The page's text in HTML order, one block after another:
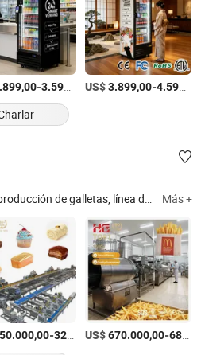
-3.599,00 /Pieza
US$3.899,00-4.599,00
producción de galletas de arroz, línea de producción de waffles, línea de producción de papas fritas congeladas, línea de producción de pastel de capas de rollo suizo, línea de producción de palitos de oblea, línea de producción de pastel sándwich y choco pie, línea de producción de cupcakes y pastel de natillas Más +
-320.000,00 /Set
US$670.000,00-680.000,00